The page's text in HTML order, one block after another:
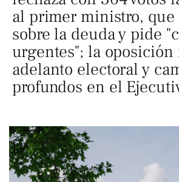
al primer ministro, que
sobre la deuda y pide
urgentes"; la oposición
adelanto electoral y
profundos en el